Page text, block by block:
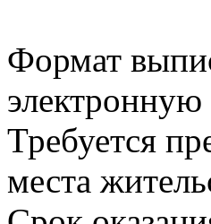
Формат
Требуется
места